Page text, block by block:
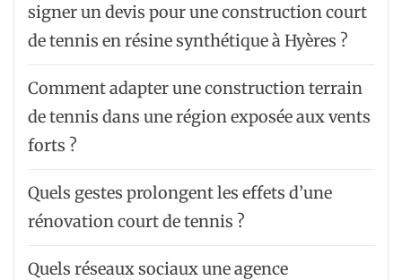
signer un devis pour une construction court
de tennis en résine synthétique à Hyères ?
Comment adapter une construction terrain
de tennis dans une région exposée aux vents
forts ?
Quels gestes prolongent les effets d’une
rénovation court de tennis ?
Quels réseaux sociaux une agence